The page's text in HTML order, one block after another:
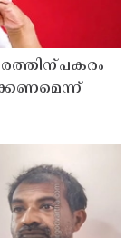
പകരം